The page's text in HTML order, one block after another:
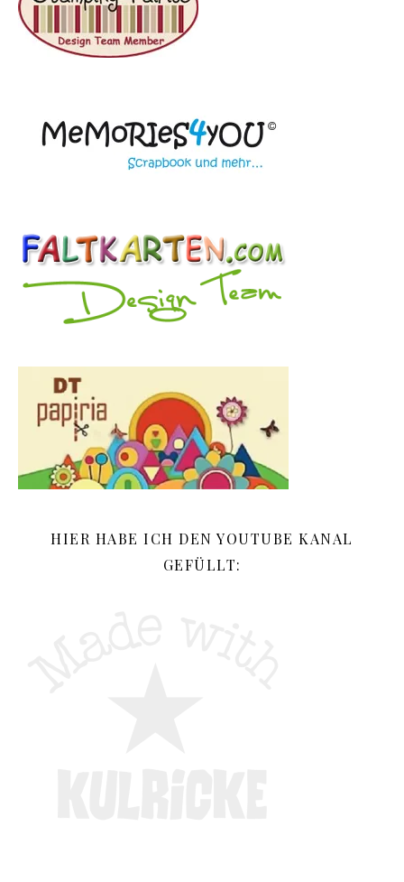
HIER HABE ICH DEN YOUTUBE KANAL
GEFÜLLT: